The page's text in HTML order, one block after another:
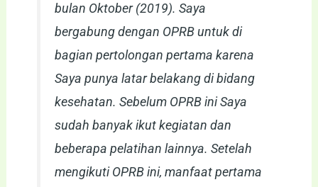
bulan Oktober (2019). Saya
bergabung dengan OPRB untuk di
bagian pertolongan pertama karena
Saya punya latar belakang di bidang
kesehatan. Sebelum OPRB ini Saya
sudah banyak ikut kegiatan dan
beberapa pelatihan lainnya. Setelah
mengikuti OPRB ini, manfaat pertama